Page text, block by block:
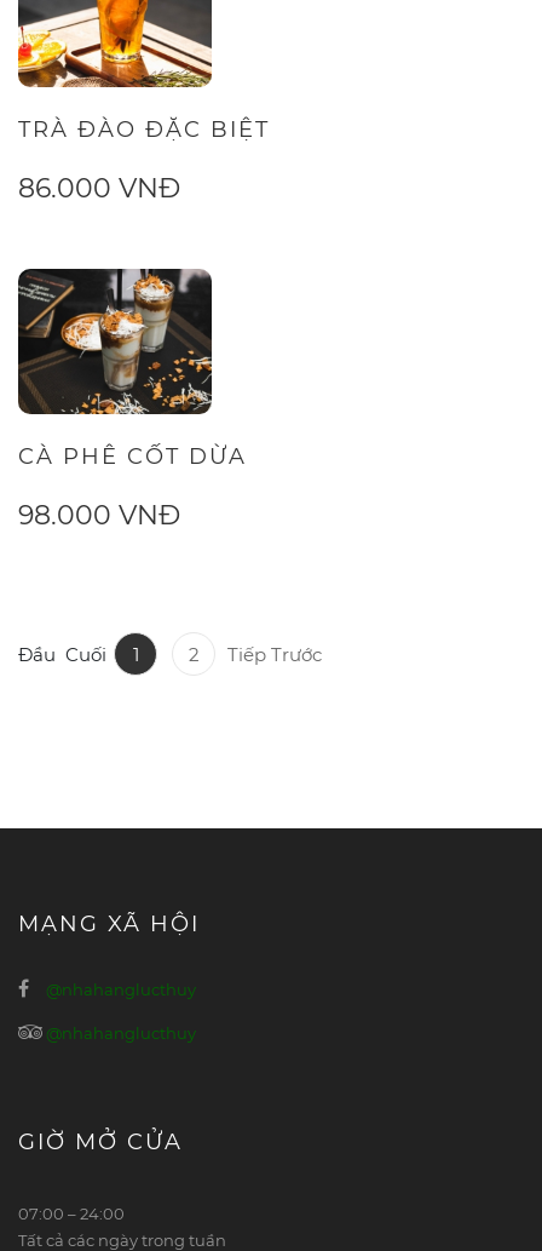
TRÀ ĐÀO ĐẶC BIỆT
86.000 VNĐ
CÀ PHÊ CỐT DỪA
98.000 VNĐ
Đầu Cuối 1 2 Tiếp Trước
MẠNG XÃ HỘI
@nhahanglucthuy
@nhahanglucthuy
GIỜ MỞ CỬA
07:00 – 24:00
Tất cả các ngày trong tuần